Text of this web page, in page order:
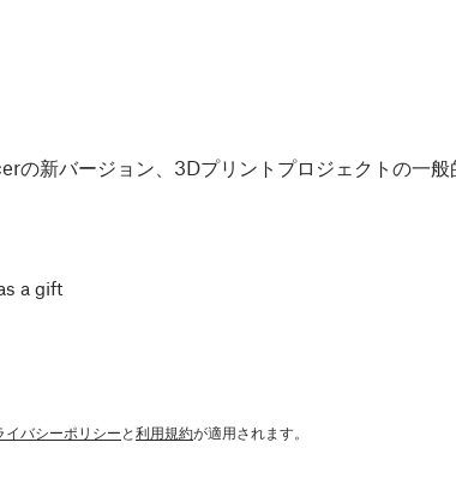
の新バージョン、3Dプリントプロジェクトの一般
a gift
イバシーポリシーと利用規約が適用されます。